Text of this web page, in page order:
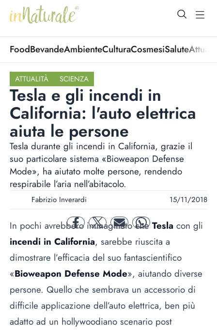
open
FoodBevandeAmbienteCulturaCosmesiSalute
ATTUALITÀ SCIENZA
Tesla e gli incendi in
California: l'auto elettrica
aiuta le persone
Tesla durante gli incendi in California, grazie il
suo particolare sistema «Bioweapon Defense
Mode», ha aiutato molte persone, rendendo
respirabile l’aria nell’abitacolo.
Fabrizio Inverardi 15/11/2018
facebooktwitter mail whatsapp
In pochi avrebbero immaginato cheTesla con gli
incendi in California, sarebbe riuscita a
dimostrare l’efficacia del suo fantascientifico
«Bioweapon Defense Mode», aiutando diverse
persone. Quello che sembrava un accessorio di
difficile applicazione dell’auto elettrica, ben più
adatto ad un hollywoodiano scenario post